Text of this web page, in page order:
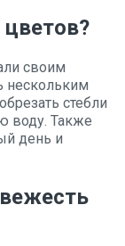
своим
нескольким
стебли
воду. Также
день и